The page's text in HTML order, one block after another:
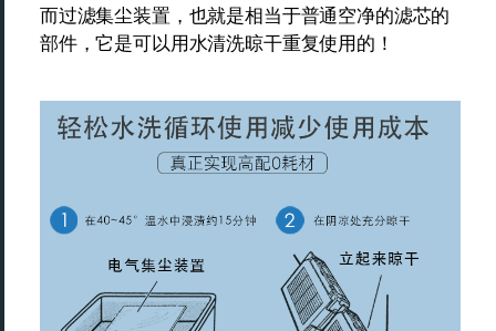
而过滤集尘装置，也就是相当于普通空净的滤芯的
部件，它是可以用水清洗晾干重复使用的！